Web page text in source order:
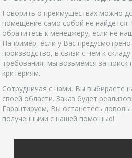
Говорить о преимуществах можно
помещение само собой не найдется.
обратитесь к менеджеру, если не
Например, если у Вас
производство, в связи с чем к
требования, мы возьмемся за поиск
критериям.
Сотрудничая с нами, Вы выбираете
своей области. Заказ будет
Гарантируем, Вы останетесь
полученными с нашей помощью!